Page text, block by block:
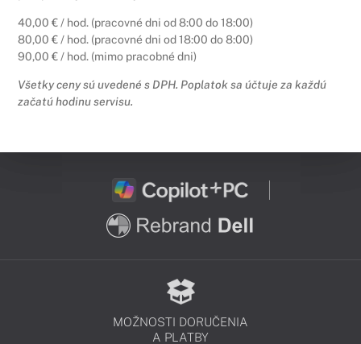
40,00 € / hod. (pracovné dni od 8:00 do 18:00)
80,00 € / hod. (pracovné dni od 18:00 do 8:00)
90,00 € / hod. (mimo pracobné dni)
Všetky ceny sú uvedené s DPH. Poplatok sa účtuje za každú
začatú hodinu servisu.
MOŽNOSTI DORUČENIA
A PLATBY